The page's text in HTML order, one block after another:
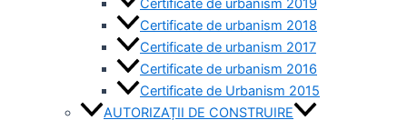
Certificate de urbanism 2018
Certificate de urbanism 2017
Certificate de urbanism 2016
Certificate de Urbanism 2015
AUTORIZAȚII DE CONSTRUIRE